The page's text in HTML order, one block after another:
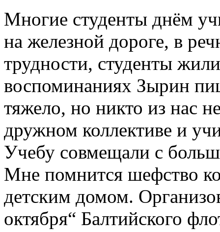
Многие студенты днём
на железной дороге, в
трудности, студенты
воспоминаниях Зырин
тяжело, но никто из нас
дружном коллективе и
Учебу совмещали с
Мне помнится шефство
детским домом.
октября“ Балтийского